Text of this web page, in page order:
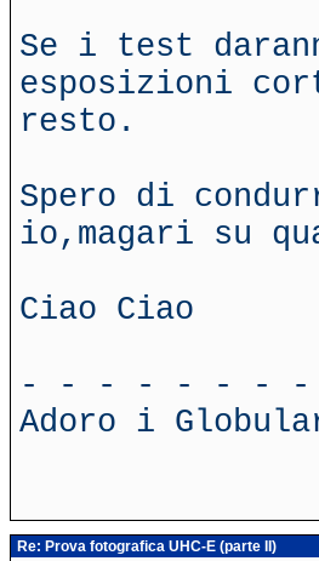
Se i test
esposizioni
resto.
Spero di
io,magari su
Ciao Ciao
- - - - - - -
Adoro i
Re: Prova fotografica UHC-E (parte II)